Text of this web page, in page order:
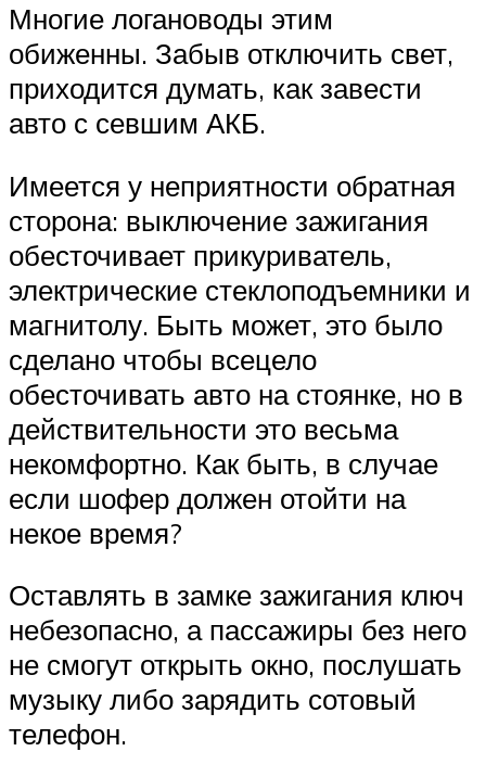
Многие логановоды этим
обиженны. Забыв отключить свет,
приходится думать, как завести
авто с севшим АКБ.
Имеется у неприятности обратная
сторона: выключение зажигания
обесточивает прикуриватель,
электрические стеклоподъемники и
магнитолу. Быть может, это было
сделано чтобы всецело
обесточивать авто на стоянке, но в
действительности это весьма
некомфортно. Как быть, в случае
если шофер должен отойти на
некое время?
Оставлять в замке зажигания ключ
небезопасно, а пассажиры без него
не смогут открыть окно, послушать
музыку либо зарядить сотовый
телефон.